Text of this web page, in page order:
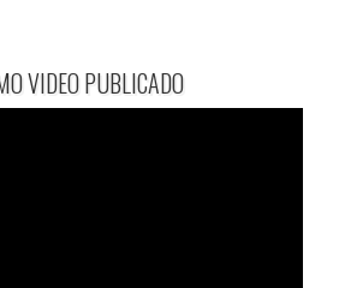
VIDEO PUBLICADO